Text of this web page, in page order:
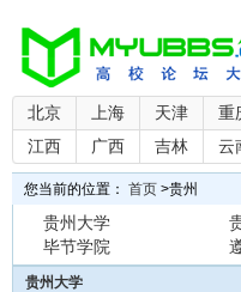
北京 上海 天津 重
江西
广西 吉林 云
您当前的位置： 首页 >贵州
贵州大学
毕节学院
贵州大学